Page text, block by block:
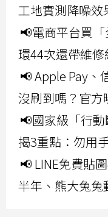
工地實測降噪
📢電商平台買
環44次還帶維
📢 Apple Pay、
沒刷到嗎？官
📢國家級「行
揭3重點：勿用
📢 LINE免費貼
半年、熊大兔兔